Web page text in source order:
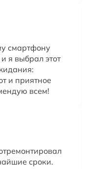
смартфону
я выбрал этот
и приятное
всем!
сроки.